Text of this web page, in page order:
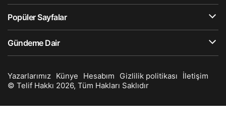
Popüler Sayfalar
Gündeme Dair
Yazarlarımız Künye Hesabım Gizlilik politikası
İletişim
© Telif Hakkı 2026, Tüm Hakları Saklıdır